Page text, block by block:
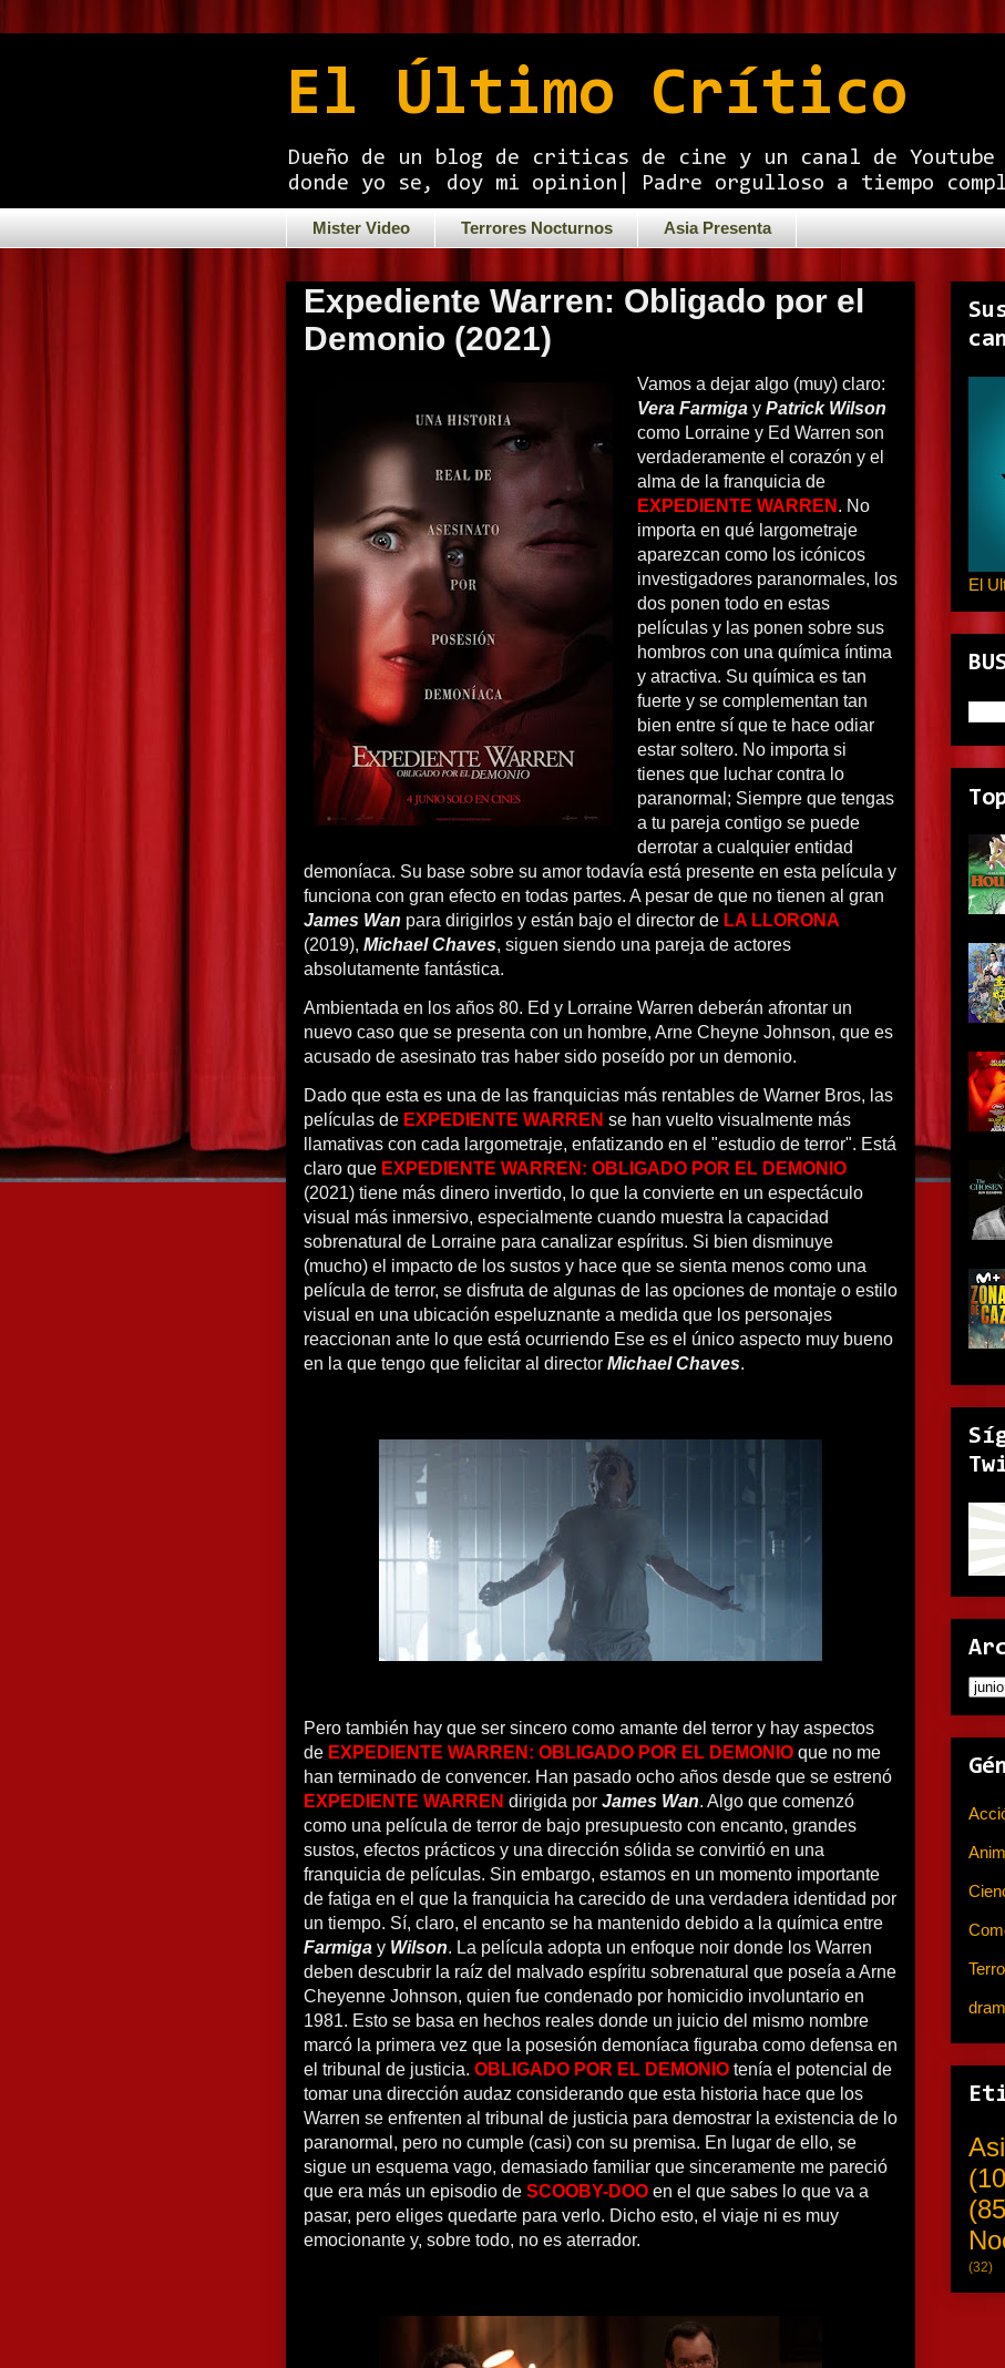
El Último Crítico
Dueño de un blog de criticas de cine y un canal de
donde yo se, doy mi opinion| Padre orgulloso a tiempo
Mister Video Terrores Nocturnos Asia Presenta
Expediente Warren: Obligado por el
Demonio (2021)
Vamos a dejar algo (muy) claro:
Vera Farmiga y Patrick Wilson
como Lorraine y Ed Warren son
verdaderamente el corazón y el
alma de la franquicia de
EXPEDIENTE WARREN . No
importa en qué largometraje
aparezcan como los icónicos
investigadores paranormales, los
dos ponen todo en estas
películas y las ponen sobre sus
hombros con una química íntima
y atractiva. Su química es tan
fuerte y se complementan tan
bien entre sí que te hace odiar
estar soltero. No importa si
tienes que luchar contra lo
paranormal; Siempre que tengas
a tu pareja contigo se puede
derrotar a cualquier entidad
demoníaca. Su base sobre su amor todavía está presente en esta película y
funciona con gran efecto en todas partes. A pesar de que no tienen al gran
James Wan para dirigirlos y están bajo el director de LA LLORONA
(2019), Michael Chaves, siguen siendo una pareja de actores
absolutamente fantástica.
Ambientada en los años 80. Ed y Lorraine Warren deberán afrontar un
nuevo caso que se presenta con un hombre, Arne Cheyne Johnson, que es
acusado de asesinato tras haber sido poseído por un demonio.
Dado que esta es una de las franquicias más rentables de Warner Bros, las
películas de EXPEDIENTE WARREN se han vuelto visualmente más
llamativas con cada largometraje, enfatizando en el "estudio de terror". Está
claro que EXPEDIENTE WARREN: OBLIGADO POR EL DEMONIO
(2021) tiene más dinero invertido, lo que la convierte en un espectáculo
visual más inmersivo, especialmente cuando muestra la capacidad
sobrenatural de Lorraine para canalizar espíritus. Si bien disminuye
(mucho) el impacto de los sustos y hace que se sienta menos como una
película de terror, se disfruta de algunas de las opciones de montaje o estilo
visual en una ubicación espeluznante a medida que los personajes
reaccionan ante lo que está ocurriendo Ese es el único aspecto muy bueno
en la que tengo que felicitar al director Michael Chaves.
Pero también hay que ser sincero como amante del terror y hay aspectos
de EXPEDIENTE WARREN: OBLIGADO POR EL DEMONIO que no me
han terminado de convencer. Han pasado ocho años desde que se estrenó
EXPEDIENTE WARREN dirigida por James Wan. Algo que comenzó
como una película de terror de bajo presupuesto con encanto, grandes
sustos, efectos prácticos y una dirección sólida se convirtió en una
franquicia de películas. Sin embargo, estamos en un momento importante
de fatiga en el que la franquicia ha carecido de una verdadera identidad por
un tiempo. Sí, claro, el encanto se ha mantenido debido a la química entre
Farmiga y Wilson. La película adopta un enfoque noir donde los Warren
deben descubrir la raíz del malvado espíritu sobrenatural que poseía a Arne
Cheyenne Johnson, quien fue condenado por homicidio involuntario en
1981. Esto se basa en hechos reales donde un juicio del mismo nombre
marcó la primera vez que la posesión demoníaca figuraba como defensa en
el tribunal de justicia. OBLIGADO POR EL DEMONIO tenía el potencial de
tomar una dirección audaz considerando que esta historia hace que los
Warren se enfrenten al tribunal de justicia para demostrar la existencia de lo
paranormal, pero no cumple (casi) con su premisa. En lugar de ello, se
sigue un esquema vago, demasiado familiar que sinceramente me pareció
que era más un episodio de SCOOBY-DOO en el que sabes lo que va a
pasar, pero eliges quedarte para verlo. Dicho esto, el viaje ni es muy
emocionante y, sobre todo, no es aterrador.
El
(32)